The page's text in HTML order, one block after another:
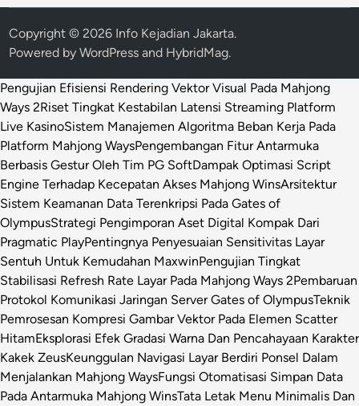
Copyright © 2026 Info Kejadian Jakarta.
Powered byWordPress and HybridMag.
Pengujian Efisiensi Rendering Vektor Visual Pada Mahjong
Ways 2Riset Tingkat Kestabilan Latensi Streaming Platform
Live KasinoSistem Manajemen Algoritma Beban Kerja Pada
Platform Mahjong WaysPengembangan Fitur Antarmuka
Berbasis Gestur Oleh Tim PG SoftDampak Optimasi Script
Engine Terhadap Kecepatan Akses Mahjong WinsArsitektur
Sistem Keamanan Data Terenkripsi Pada Gates of
OlympusStrategi Pengimporan Aset Digital Kompak Dari
Pragmatic PlayPentingnya Penyesuaian Sensitivitas Layar
Sentuh Untuk Kemudahan MaxwinPengujian Tingkat
Stabilisasi Refresh Rate Layar Pada Mahjong Ways 2Pembaruan
Protokol Komunikasi Jaringan Server Gates of OlympusTeknik
Pemrosesan Kompresi Gambar Vektor Pada Elemen Scatter
HitamEksplorasi Efek Gradasi Warna Dan Pencahayaan Karakter
Kakek ZeusKeunggulan Navigasi Layar Berdiri Ponsel Dalam
Menjalankan Mahjong WaysFungsi Otomatisasi Simpan Data
Pada Antarmuka Mahjong WinsTata Letak Menu Minimalis Dan